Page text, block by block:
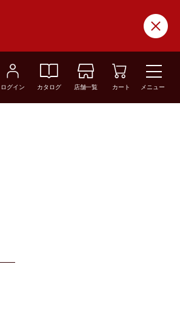
ログイン カタログ 店舗一覧 カート メニュー